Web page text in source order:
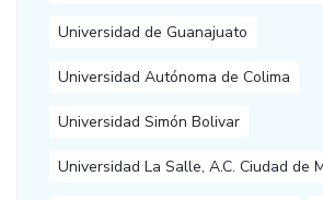
Universidad de Guanajuato
Universidad Autónoma de Colima
Universidad Simón Bolivar
Universidad La Salle, A.C. Ciudad de